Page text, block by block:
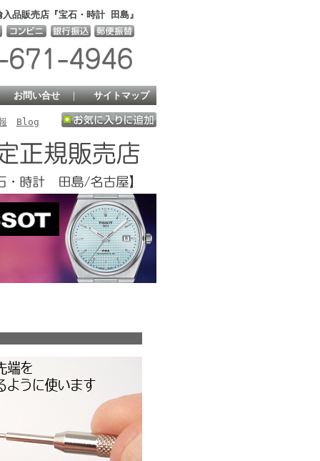
品販売店『宝石・時計 田島』
お問い合せ ｜ サイトマップ
Blog